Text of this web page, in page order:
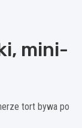
mini-
tort bywa po